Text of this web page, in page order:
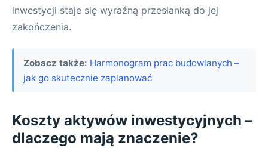
inwestycji staje się wyraźną przesłanką do jej
zakończenia.
Zobacz także: Harmonogram prac budowlanych –
jak go skutecznie zaplanować
Koszty aktywów inwestycyjnych –
dlaczego mają znaczenie?